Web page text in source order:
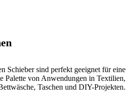
Schieber sind perfekt geeignet für eine
Palette von Anwendungen in Textilien,
Taschen und DIY-Projekten.